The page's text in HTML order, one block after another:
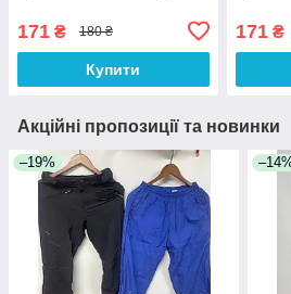
171 ₴ 180 ₴
Купити
171₴
Акційні пропозиції та новинки
–19%